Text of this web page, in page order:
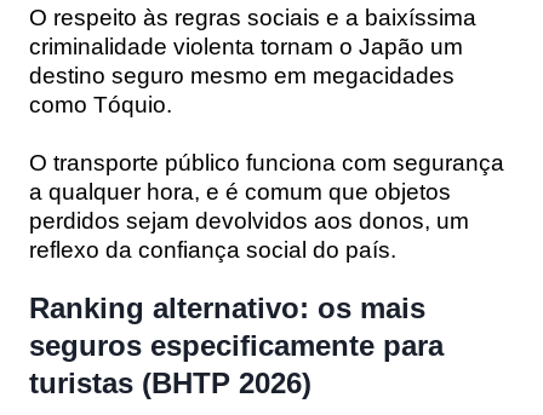
O respeito às regras sociais e a baixíssima
criminalidade violenta tornam o Japão um
destino seguro mesmo em megacidades
como Tóquio.
O transporte público funciona com segurança
a qualquer hora, e é comum que objetos
perdidos sejam devolvidos aos donos, um
reflexo da confiança social do país.
Ranking alternativo: os mais
seguros especificamente para
turistas (BHTP 2026)